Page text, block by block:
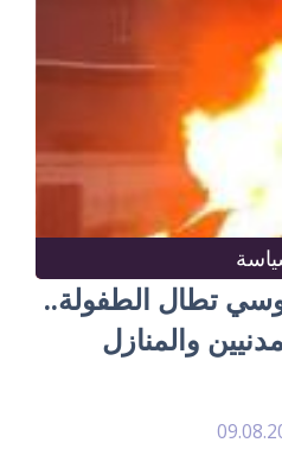
تطال الطفولة..
والمنازل